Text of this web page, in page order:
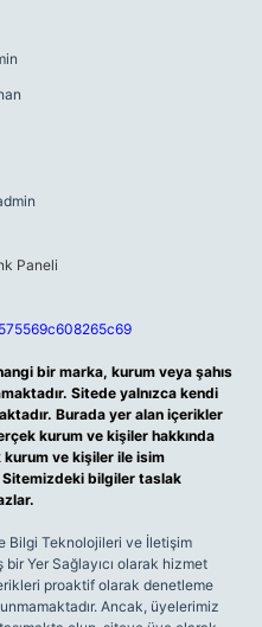
bir marka, kurum veya şahıs
Sitede yalnızca kendi
Burada yer alan içerikler
kurum ve kişiler hakkında
kurum ve kişiler ile isim
bilgiler taslak
Bilgi Teknolojileri ve İletişim
bir Yer Sağlayıcı olarak hizmet
proaktif olarak denetleme
Ancak, üyelerimiz